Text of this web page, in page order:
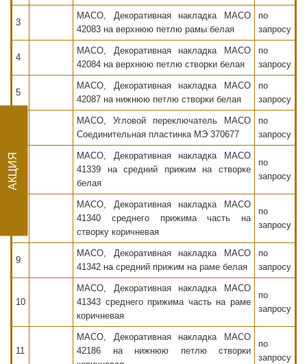
3
MACO, Декоративная накладка MACO
42083 на верхнюю петлю рамы белая
по
запросу
4
MACO, Декоративная накладка MACO
42084 на верхнюю петлю створки белая
по
запросу
5
MACO, Декоративная накладка MACO
42087 на нижнюю петлю створки белая
по
запросу
MACO, Угловой переключатель MACO
Соединительная пластинка МЭ 370677
по
запросу
7
MACO, Декоративная накладка MACO
41339 на средний прижим на створке
белая
по
запросу
MACO, Декоративная накладка MACO
41340 среднего прижима часть на
створку коричневая
по
запросу
9
MACO, Декоративная накладка MACO
41342 на средний прижим на раме белая
по
запросу
10
MACO, Декоративная накладка MACO
41343 среднего прижима часть на раме
коричневая
по
запросу
11
MACO, Декоративная накладка MACO
42186 на нижнюю петлю створки
по
запросу